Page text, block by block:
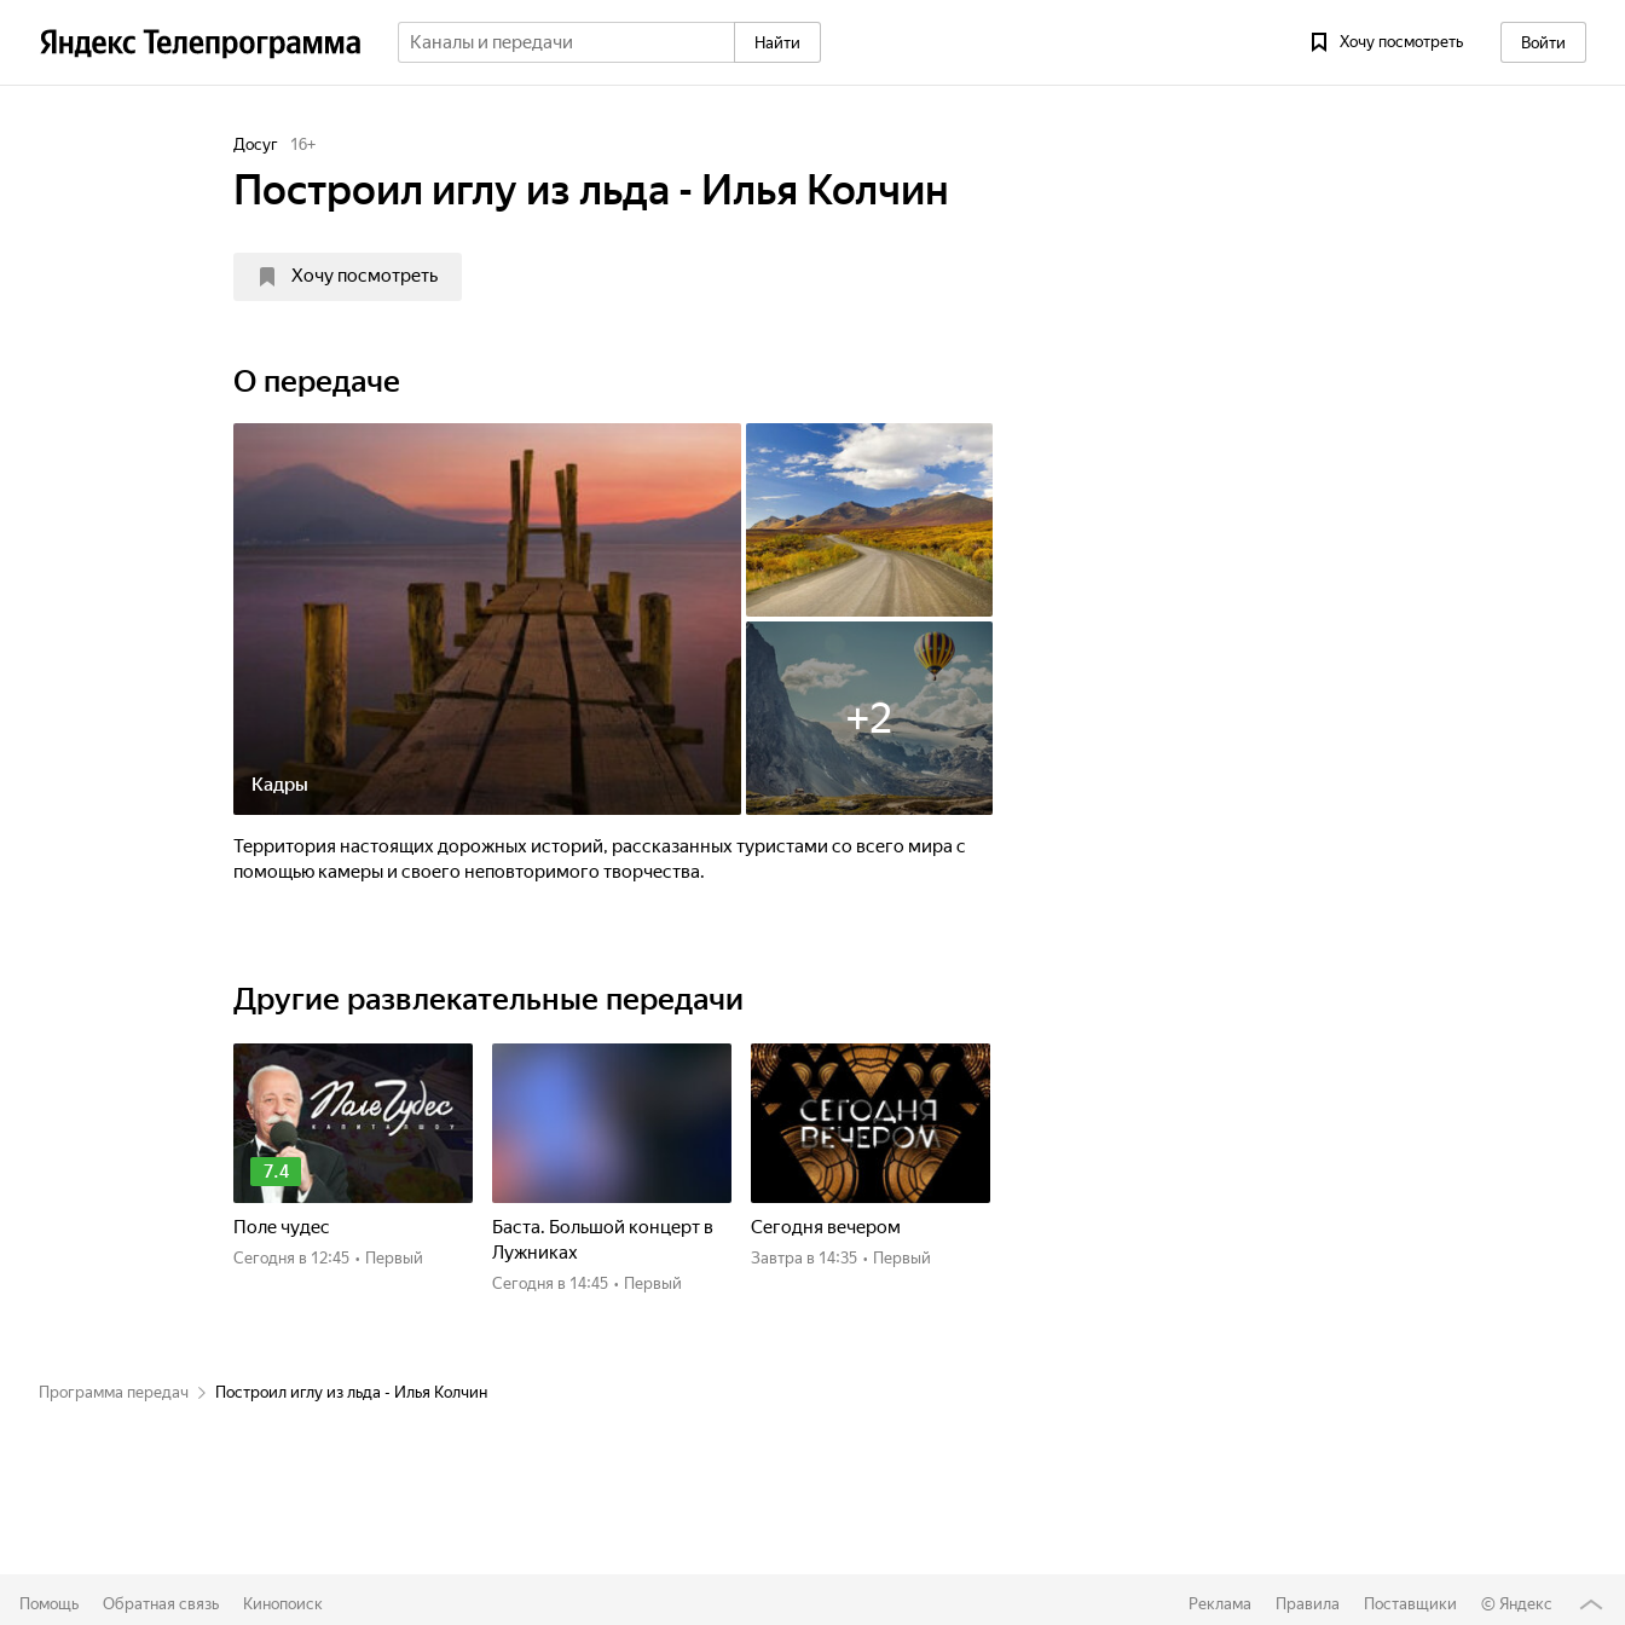
Найти Хочу посмотреть Войти
Досуг 16+
Построил иглу из льда - Илья Колчин
Хочу посмотреть
О передаче
Кадры
+2
Территория настоящих дорожных историй, рассказанных туристами со всего мира с
помощью камеры и своего неповторимого творчества.
Другие развлекательные передачи
7.4
Поле чудес
Сегодня в 12:45 • Первый
Баста. Большой концерт в
Лужниках
Сегодня в 14:45 • Первый
Сегодня вечером
Завтра в 14:35 • Первый
Программа передач Построил иглу из льда - Илья Колчин
Помощь Обратная связь Кинопоиск Реклама Правила Поставщики © Яндекс